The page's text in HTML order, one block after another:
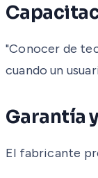
"Conocer de
cuando un
Garantía
El fabricante